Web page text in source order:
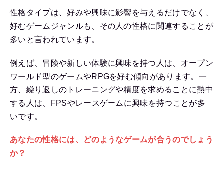
性格タイプは、好みや興味に影響を与えるだけでなく、
好むゲームジャンルも、その人の性格に関連することが
多いと言われています。
例えば、冒険や新しい体験に興味を持つ人は、オープン
ワールド型のゲームやRPGを好む傾向があります。一
方、繰り返しのトレーニングや精度を求めることに熱中
する人は、FPSやレースゲームに興味を持つことが多
いです。
あなたの性格には、どのようなゲームが合うのでしょう
か？